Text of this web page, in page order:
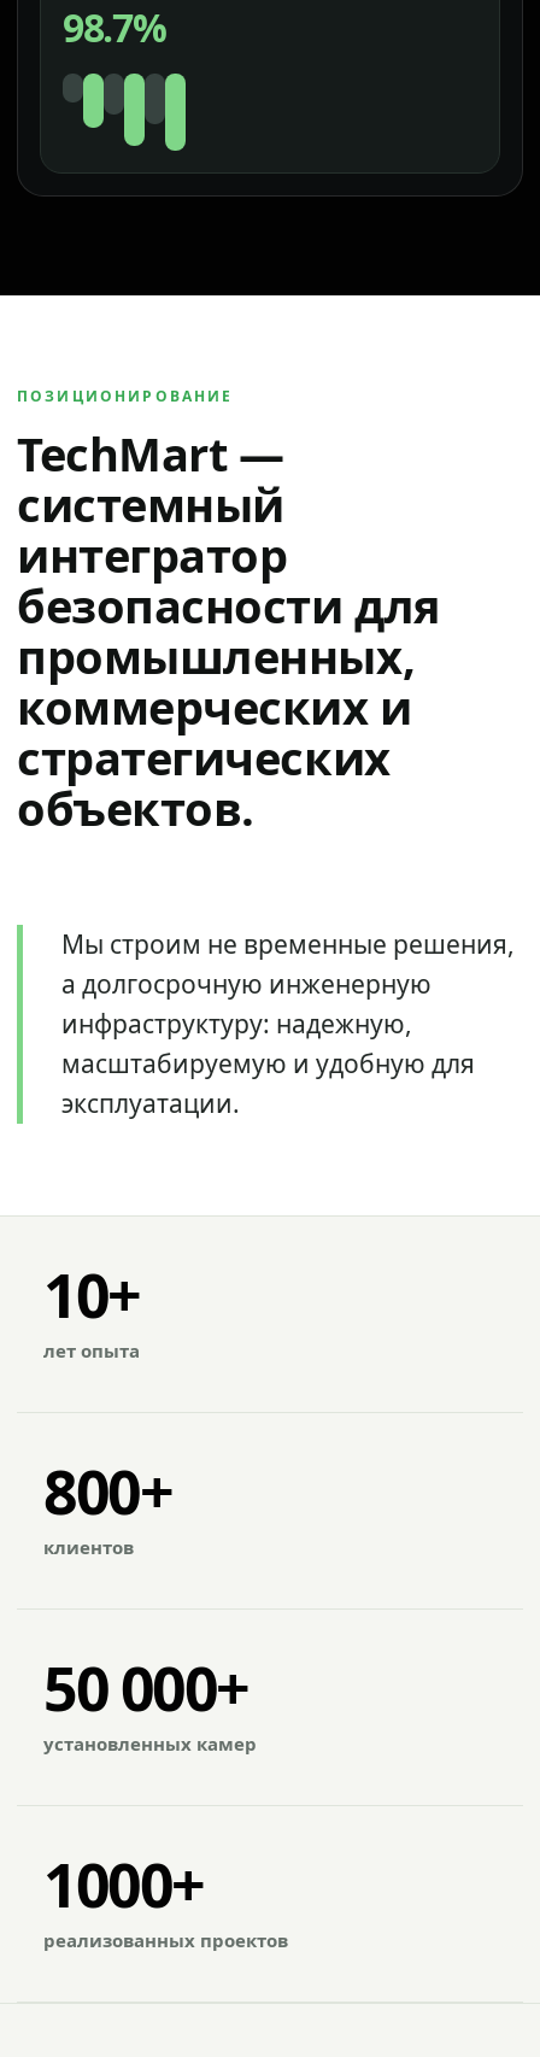
98.7%
ПОЗИЦИОНИРОВАНИЕ
TechMart —
системный
интегратор
безопасности для
промышленных,
коммерческих и
стратегических
объектов.
Мы строим не временные решения,
а долгосрочную инженерную
инфраструктуру: надежную,
масштабируемую и удобную для
эксплуатации.
10+
лет опыта
800+
клиентов
50 000+
установленных камер
1000+
реализованных проектов